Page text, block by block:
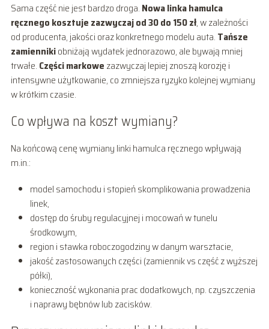
Sama część nie jest bardzo droga. Nowa linka hamulca
ręcznego kosztuje zazwyczaj od 30 do 150 zł, w zależności
od producenta, jakości oraz konkretnego modelu auta. Tańsze
zamiennikiobniżają wydatek jednorazowo, ale bywają mniej
trwałe. Części markowe zazwyczaj lepiej znoszą korozję i
intensywne użytkowanie, co zmniejsza ryzyko kolejnej wymiany
w krótkim czasie.
Co wpływa na koszt wymiany?
Na końcową cenę wymiany linki hamulca ręcznego wpływają
m.in.:
model samochodu i stopień skomplikowania prowadzenia
linek,
dostęp do śruby regulacyjnej i mocowań w tunelu
środkowym,
region i stawka roboczogodziny w danym warsztacie,
jakość zastosowanych części (zamiennik vs część z wyższej
półki),
konieczność wykonania prac dodatkowych, np. czyszczenia
i naprawy bębnów lub zacisków.